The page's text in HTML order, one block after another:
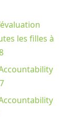
les filles à